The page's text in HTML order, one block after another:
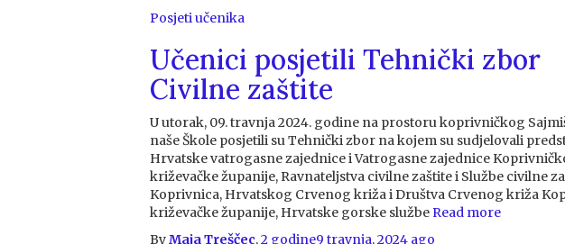
Posjeti učenika
Učenici posjetili Tehnički zbor
Civilne zaštite
U utorak, 09. travnja 2024. godine na prostoru koprivničkog
naše Škole posjetili su Tehnički zbor na kojem su sudjelovali
Hrvatske vatrogasne zajednice i Vatrogasne zajednice
križevačke županije, Ravnateljstva civilne zaštite i Službe civilne
Koprivnica, Hrvatskog Crvenog križa i Društva Crvenog križa
križevačke županije, Hrvatske gorske službeRead more
ByMaja Treščec,2 godine9 travnja, 2024ago